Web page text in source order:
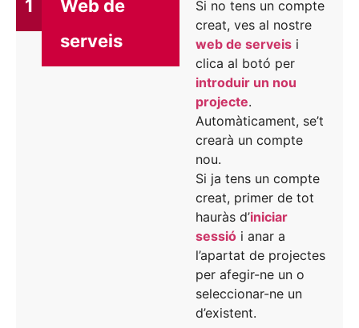
1
Web de
serveis
Si no tens un compte
creat, ves al nostre
web de serveis i
clica al botó per
introduir un nou
projecte.
Automàticament, se’t
crearà un compte
nou.
Si ja tens un compte
creat, primer de tot
hauràs d’iniciar
sessió i anar a
l’apartat de projectes
per afegir-ne un o
seleccionar-ne un
d’existent.